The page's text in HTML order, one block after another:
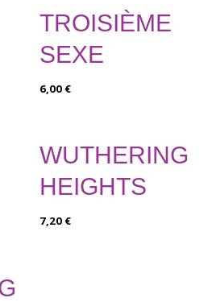
TROISIÈME
SEXE
6,00 €
WUTHERING
HEIGHTS
7,20 €